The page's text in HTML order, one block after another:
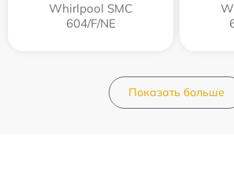
Whirlpool SMC
604/F/NE
Показать больше